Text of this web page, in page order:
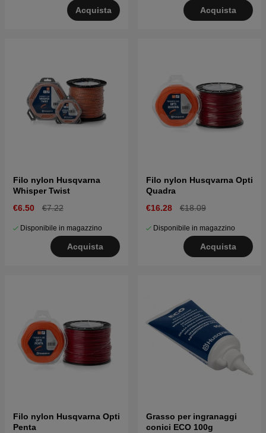
Acquista Acquista
Filo nylon Husqvarna
Whisper Twist
€6.50
€7.22
Disponibile in magazzino
Acquista
Filo nylon Husqvarna Opti
Quadra
€16.28
€18.09
Disponibile in magazzino
Acquista
Filo nylon Husqvarna Opti
Penta
Grasso per ingranaggi
conici ECO 100g